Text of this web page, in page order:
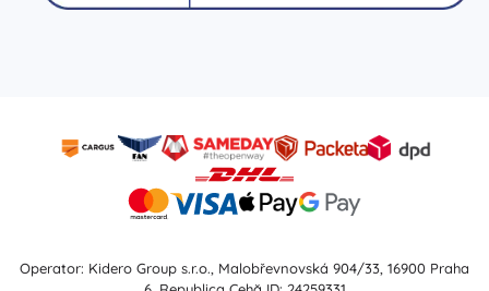
Operator: Kidero Group s.r.o., Malobřevnovská 904/33, 16900 Praha